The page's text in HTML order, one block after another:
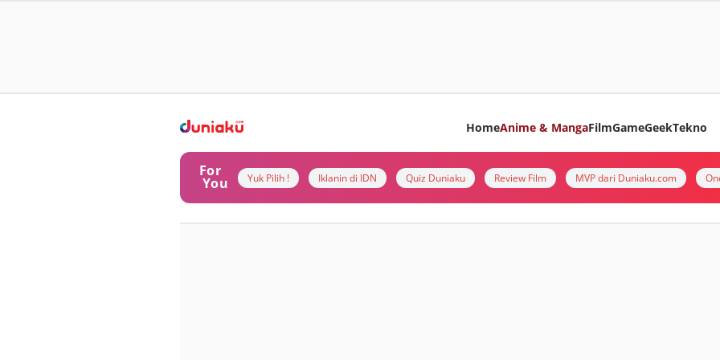
HomeAnime & MangaFilmGameGeekTekno
For
You Yuk Pilih ! Iklanin di IDN Quiz Duniaku Review Film MVP dari Duniaku.com